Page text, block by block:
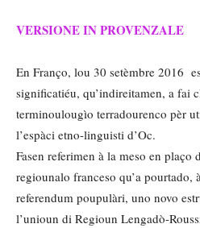
VERSIONE IN PROVENZALE
En Franço, lou 30 setèmbre 2016
significatiéu, qu’indireitamen, a fai
terminoulougìo terradourenco pèr
l’espàci etno-linguisti d’Oc.
Fasen referimen à la meso en plaço
regiounalo franceso qu’a pourtado,
referendum poupulàri, uno novo
l’unioun di Regioun Lengadò-